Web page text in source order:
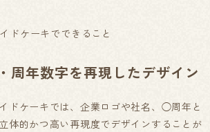
ドケーキでできること
周年数字を再現したデザイン
ドケーキでは、企業ロゴや社名、◯周年と
体的かつ高い再現度でデザインすることが